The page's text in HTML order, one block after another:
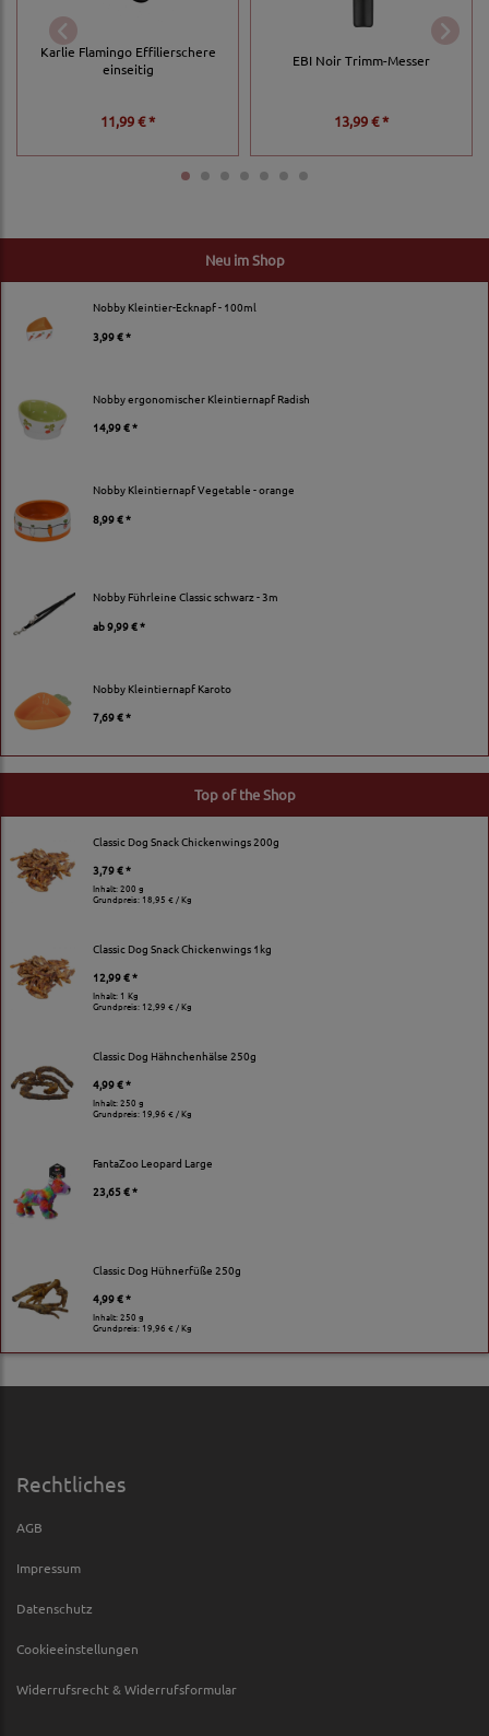
Neu im Shop
Nobby Kleintier-Ecknapf - 100ml
3,99 € *
Nobby ergonomischer Kleintiernapf Radish
14,99 € *
Nobby Kleintiernapf Vegetable - orange
8,99 € *
Nobby Führleine Classic schwarz - 3m
ab9,99 € *
Nobby Kleintiernapf Karoto
7,69 € *
Karlie Flamingo Effilierschere
einseitig
11,99 € *
EBI Noir Trimm-Messer
13,99 € *
Top of the Shop
Classic Dog Snack Chickenwings 200g
3,79 € *
Inhalt: 200 g
Grundpreis: 18,95 € / Kg
Classic Dog Snack Chickenwings 1kg
12,99 € *
Inhalt: 1 Kg
Grundpreis: 12,99 € / Kg
Classic Dog Hähnchenhälse 250g
4,99 € *
Inhalt: 250 g
Grundpreis: 19,96 € / Kg
FantaZoo Leopard Large
23,65 € *
Classic Dog Hühnerfüße 250g
4,99 € *
Inhalt: 250 g
Grundpreis: 19,96 € / Kg
Rechtliches
AGB
Impressum
Datenschutz
Cookieeinstellungen
Widerrufsrecht & Widerrufsformular